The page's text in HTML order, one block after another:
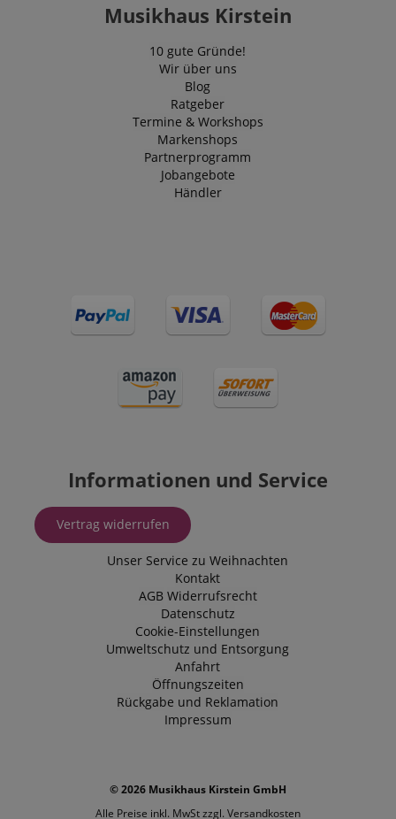
Musikhaus Kirstein
10 gute Gründe!
Wir über uns
Blog
Ratgeber
Termine & Workshops
Markenshops
Partnerprogramm
Jobangebote
Händler
Informationen und Service
Vertrag widerrufen
Unser Service zu Weihnachten
Kontakt
AGB Widerrufsrecht
Datenschutz
Cookie-Einstellungen
Umweltschutz und Entsorgung
Anfahrt
Öffnungszeiten
Rückgabe und Reklamation
Impressum
© 2026 Musikhaus Kirstein GmbH
Alle Preise inkl. MwSt zzgl. Versandkosten